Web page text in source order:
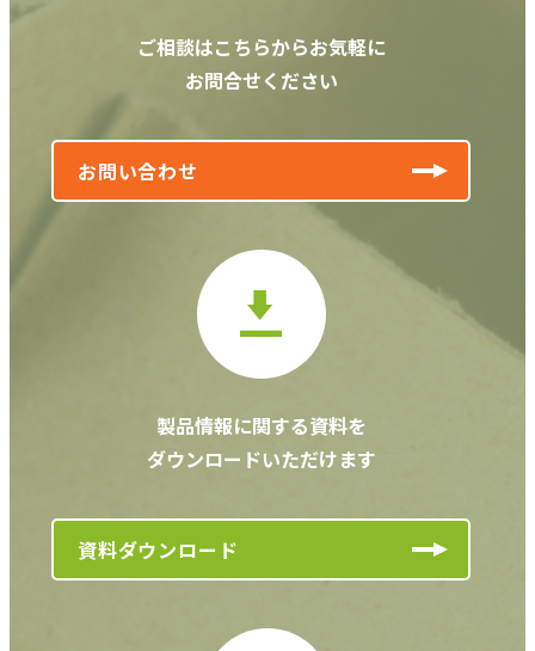
ご相談はこちらからお気軽に
お問合せください
お問い合わせ
製品情報に関する資料を
ダウンロードいただけます
資料ダウンロード